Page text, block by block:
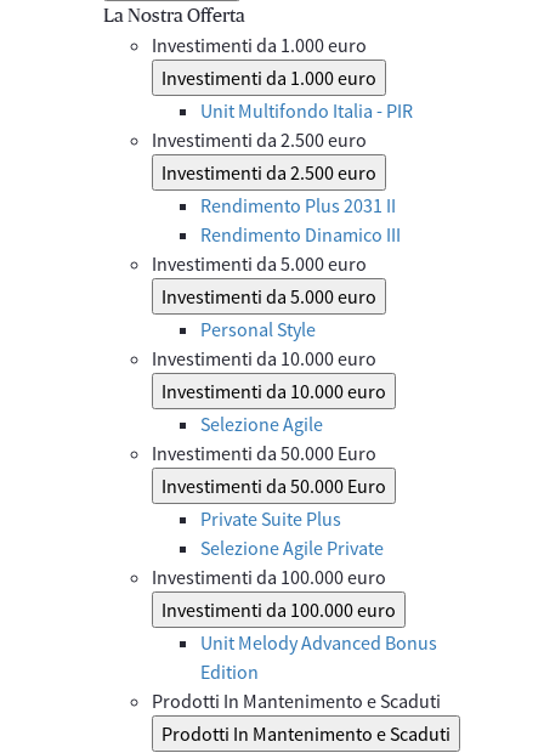
La Nostra Offerta
Investimenti da 1.000 euro
Investimenti da 1.000 euro
Unit Multifondo Italia - PIR
Investimenti da 2.500 euro
Investimenti da 2.500 euro
Rendimento Plus 2031 II
Rendimento Dinamico III
Investimenti da 5.000 euro
Investimenti da 5.000 euro
Personal Style
Investimenti da 10.000 euro
Investimenti da 10.000 euro
Selezione Agile
Investimenti da 50.000 Euro
Investimenti da 50.000 Euro
Private Suite Plus
Selezione Agile Private
Investimenti da 100.000 euro
Investimenti da 100.000 euro
Unit Melody Advanced Bonus
Edition
Prodotti In Mantenimento e Scaduti
Prodotti In Mantenimento e Scaduti